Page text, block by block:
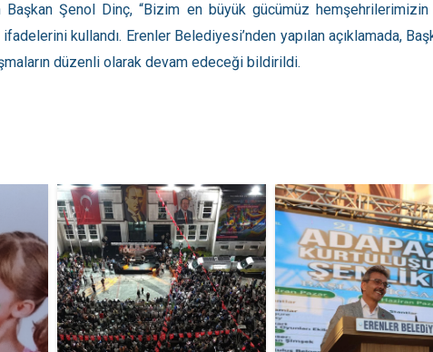
Şenol Dinç, “Bizim en büyük gücümüz
kullandı. Erenler Belediyesi’nden yapılan açıklamada,
düzenli olarak devam edeceği bildirildi.